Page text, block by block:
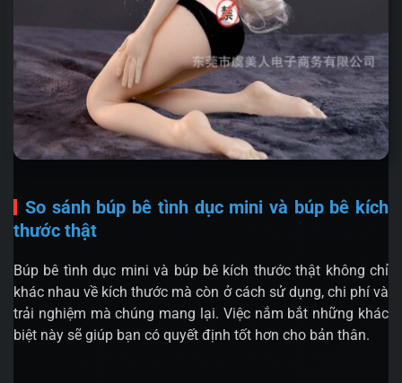
So sánh búp bê tình dục mini và búp bê kích
thước thật
Búp bê tình dục mini và búp bê kích thước thật không chỉ
khác nhau về kích thước mà còn ở cách sử dụng, chi phí và
trải nghiệm mà chúng mang lại. Việc nắm bắt những khác
biệt này sẽ giúp bạn có quyết định tốt hơn cho bản thân.